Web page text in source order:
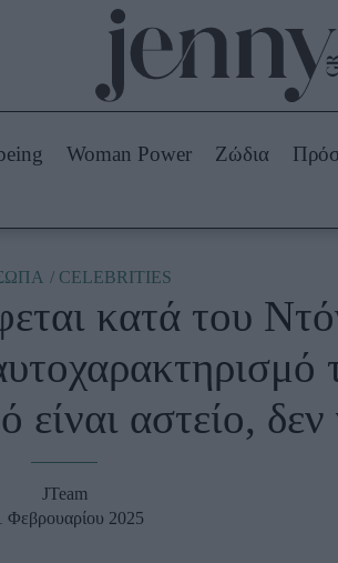
Skincare
Μακιγιάζ
Ζώδια
Woman Power Ζώδια
CELEBRITIES
κατά του
είναι αστείο,
JTeam
Φεβρουαρίου 2025